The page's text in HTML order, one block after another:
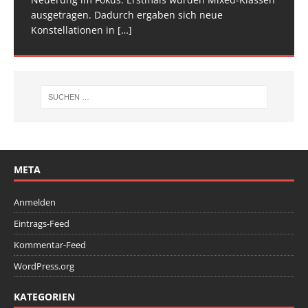
ausgetragen. Dadurch ergaben sich neue
Konstellationen in […]
Wettkampfwochenende: Am Samstag standen die
Deutschen[…]
META
Anmelden
Eintrags-Feed
Kommentar-Feed
WordPress.org
KATEGORIEN